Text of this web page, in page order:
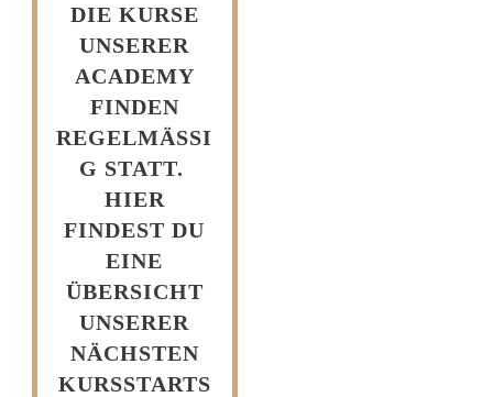
DIE KURSE
UNSERER
ACADEMY
FINDEN
REGELMÄSSIG
STATT.
HIER
FINDEST DU
EINE
ÜBERSICHT
UNSERER
NÄCHSTEN
KURSSTARTS